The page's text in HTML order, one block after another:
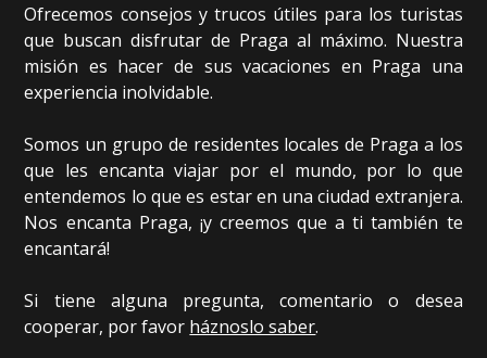
Ofrecemos consejos y trucos útiles para los turistas
que buscan disfrutar de Praga al máximo. Nuestra
misión es hacer de sus vacaciones en Praga una
experiencia inolvidable.
Somos un grupo de residentes locales de Praga a los
que les encanta viajar por el mundo, por lo que
entendemos lo que es estar en una ciudad extranjera.
Nos encanta Praga, ¡y creemos que a ti también te
encantará!
Si tiene alguna pregunta, comentario o desea
cooperar, por favor háznoslo saber.